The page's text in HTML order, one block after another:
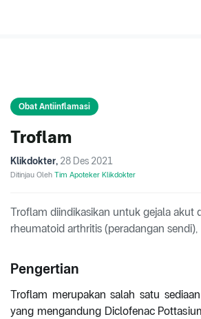
Obat Antiinflamasi
Troflam
Klikdokter, 28 Des 2021
Ditinjau Oleh Tim Apoteker Klikdokter
Troflam diindikasikan untuk gejala akut
rheumatoid arthritis (peradangan sendi),
Pengertian
Troflam merupakan salah satu
yang mengandung Diclofenac